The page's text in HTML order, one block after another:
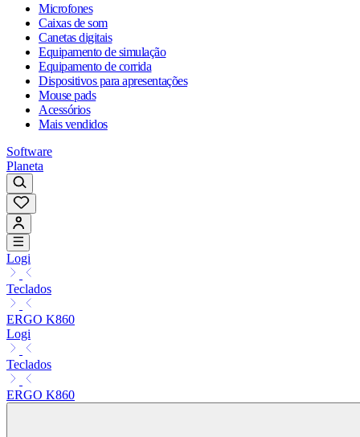
Microfones
Caixas de som
Canetas digitais
Equipamento de simulação
Equipamento de corrida
Dispositivos para apresentações
Mouse pads
Acessórios
Mais vendidos
Software
Planeta
Logi
Teclados
ERGO K860
Logi
Teclados
ERGO K860